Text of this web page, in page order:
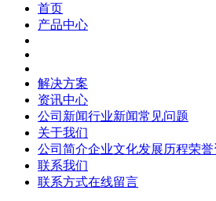
首页
产品中心
解决方案
资讯中心
公司新闻行业新闻常见问题
关于我们
公司简介企业文化发展历程荣
联系我们
联系方式在线留言